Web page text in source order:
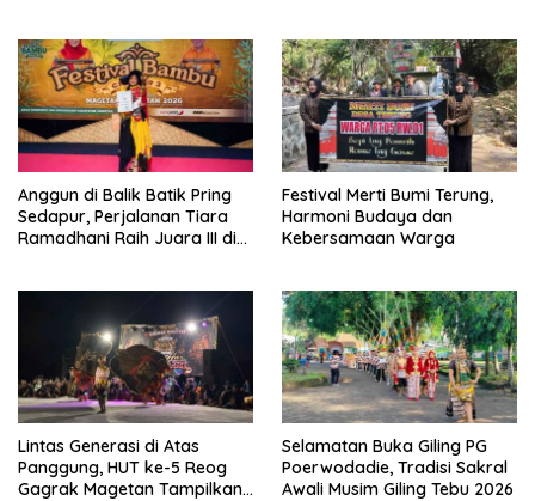
Anggun di Balik Batik Pring
Sedapur, Perjalanan Tiara
Ramadhani Raih Juara III di
Festival Merti Bumi Terung,
Harmoni Budaya dan
Kebersamaan Warga
Lintas Generasi di Atas
Panggung, HUT ke-5 Reog
Gagrak Magetan Tampilkan
Selamatan Buka Giling PG
Poerwodadie, Tradisi Sakral
Awali Musim Giling Tebu 2026